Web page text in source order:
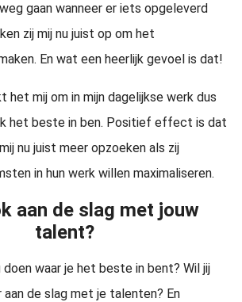
gaan wanneer er iets opgeleverd
zij mij nu juist op om het
En wat een heerlijk gevoel is dat!
het mij om in mijn dagelijkse werk dus
het beste in ben. Positief effect is dat
nu juist meer opzoeken als zij
in hun werk willen maximaliseren.
aan de slag met jouw
talent?
doen waar je het beste in bent? Wil jij
de slag met je talenten? En